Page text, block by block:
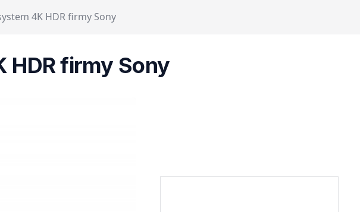
4K HDR firmy Sony
HDR firmy Sony